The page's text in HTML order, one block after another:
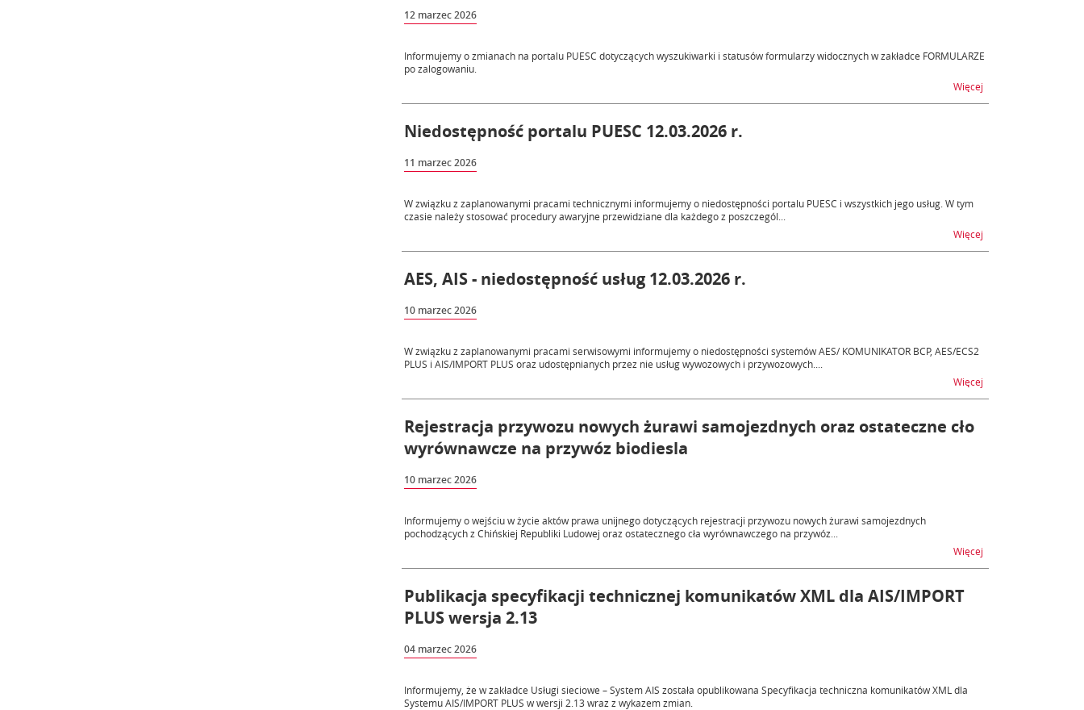
12 marzec 2026
Informujemy o zmianach na portalu PUESC dotyczących wyszukiwarki i statusów formularzy widocznych w zakładce FORMULARZE
po zalogowaniu.
Więcej
Niedostępność portalu PUESC 12.03.2026 r.
11 marzec 2026
W związku z zaplanowanymi pracami technicznymi informujemy o niedostępności portalu PUESC i wszystkich jego usług. W tym
czasie należy stosować procedury awaryjne przewidziane dla każdego z poszczegól...
Więcej
AES, AIS - niedostępność usług 12.03.2026 r.
10 marzec 2026
W związku z zaplanowanymi pracami serwisowymi informujemy o niedostępności systemów AES/ KOMUNIKATOR BCP, AES/ECS2
PLUS i AIS/IMPORT PLUS oraz udostępnianych przez nie usług wywozowych i przywozowych....
Więcej
Rejestracja przywozu nowych żurawi samojezdnych oraz ostateczne cło
wyrównawcze na przywóz biodiesla
10 marzec 2026
Informujemy o wejściu w życie aktów prawa unijnego dotyczących rejestracji przywozu nowych żurawi samojezdnych
pochodzących z Chińskiej Republiki Ludowej oraz ostatecznego cła wyrównawczego na przywóz...
Więcej
Publikacja specyfikacji technicznej komunikatów XML dla AIS/IMPORT
PLUS wersja 2.13
04 marzec 2026
Informujemy, że w zakładce Usługi sieciowe – System AIS została opublikowana Specyfikacja techniczna komunikatów XML dla
Systemu AIS/IMPORT PLUS w wersji 2.13 wraz z wykazem zmian.